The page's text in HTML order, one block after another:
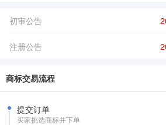
初审公告
注册公告
商标交易流程
提交订单
买家挑选商标并下单